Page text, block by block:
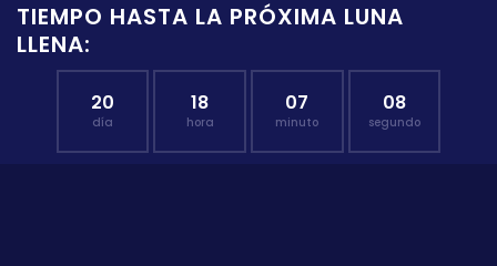
TIEMPO HASTA LA PRÓXIMA LUNA
LLENA:
20
día
18
hora
07
minuto
07
segundo